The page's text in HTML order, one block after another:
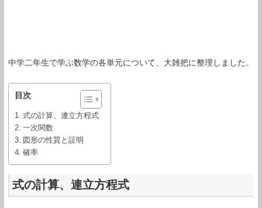
中学二年生で学ぶ数学の各単元について、大雑把に整理しました。
目次
式の計算、連立方程式
一次関数
図形の性質と証明
確率
式の計算、連立方程式